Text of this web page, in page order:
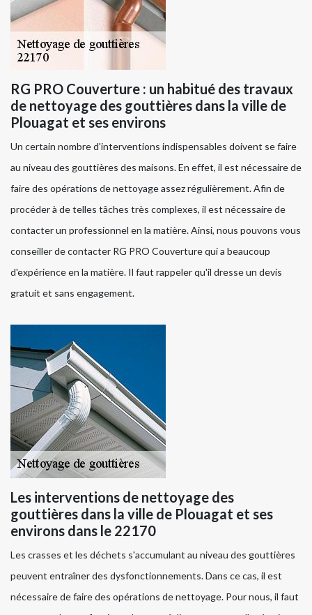
RG PRO Couverture : un habitué des travaux
de nettoyage des gouttières dans la ville de
Plouagat et ses environs
Un certain nombre d'interventions indispensables doivent se faire
au niveau des gouttières des maisons. En effet, il est nécessaire de
faire des opérations de nettoyage assez régulièrement. Afin de
procéder à de telles tâches très complexes, il est nécessaire de
contacter un professionnel en la matière. Ainsi, nous pouvons vous
conseiller de contacter RG PRO Couverture qui a beaucoup
d'expérience en la matière. Il faut rappeler qu'il dresse un devis
gratuit et sans engagement.
Les interventions de nettoyage des
gouttières dans la ville de Plouagat et ses
environs dans le 22170
Les crasses et les déchets s'accumulant au niveau des gouttières
peuvent entraîner des dysfonctionnements. Dans ce cas, il est
nécessaire de faire des opérations de nettoyage. Pour nous, il faut